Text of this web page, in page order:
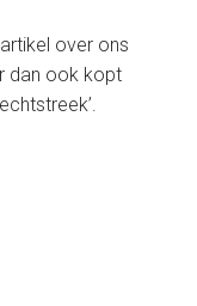
over ons
dan ook kopt